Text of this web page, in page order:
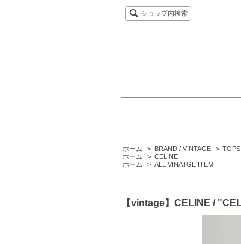
ショップ内検索
ホーム > BRAND / VINTAGE > TOPS
ホーム
> CELINE
ホーム
> ALL VINATGE ITEM
【vintage】CELINE /